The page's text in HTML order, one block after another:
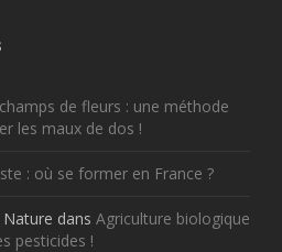
de fleurs : une méthode
les maux de dos !
: où se former en France ?
dans Agriculture biologique
pesticides !